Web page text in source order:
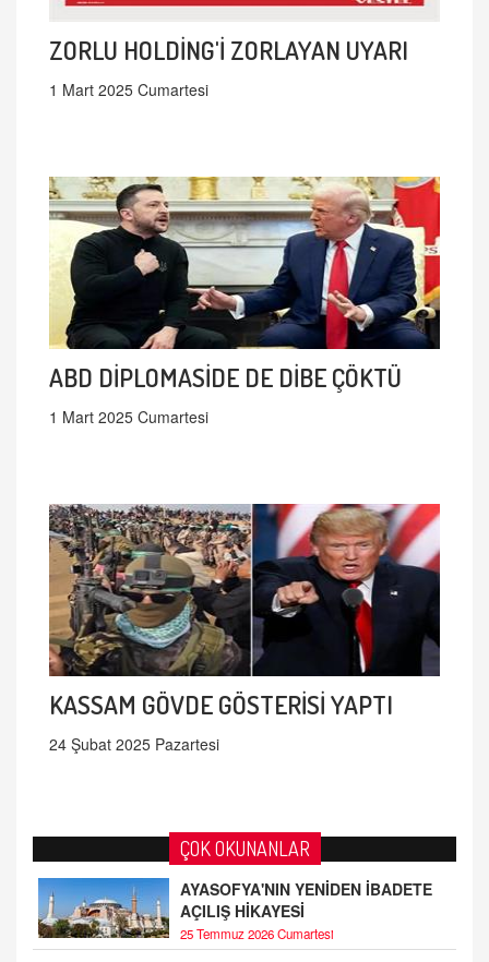
ZORLU HOLDİNG'İ ZORLAYAN UYARI
1 Mart 2025 Cumartesi
ABD DİPLOMASİDE DE DİBE ÇÖKTÜ
1 Mart 2025 Cumartesi
KASSAM GÖVDE GÖSTERİSİ YAPTI
24 Şubat 2025 Pazartesi
ÇOK OKUNANLAR
AYASOFYA'NIN YENİDEN İBADETE
AÇILIŞ HİKAYESİ
25 Temmuz 2026 Cumartesi